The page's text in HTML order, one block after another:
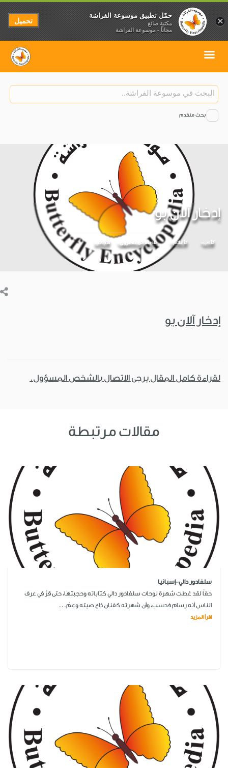
بحث متقدم
إدخار آلان بو
الأدب الأعلام الأدباء المعاصرون الأجانب
إدخار آلان بو
لقراءة كامل المقال يرجى الاتصال بالشخص المسؤول.
مقالات مرتبطة
سلفادور دالي-إسبانيا
حقاً لقد غطت شهرة لوحات سلفادور دالي كتاباته وحجبتها، حتى قرَّ في عرف
الناس أنه رسام فحسب، وأن شهرته كفنان ذاع صيته وعمّ...
اقرأ المزيد
×
حمّل تطبيق موسوعة الفراشة
مكتبة صائغ
مجاناً - موسوعة الفراشة
تحميل